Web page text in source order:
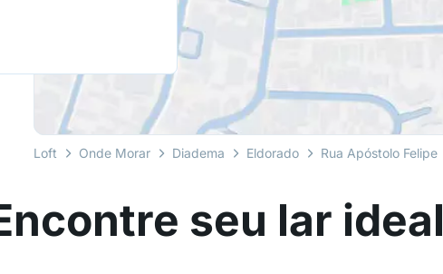
Loft Onde Morar Diadema Eldorado Rua Apóstolo Felipe
seu lar ideal